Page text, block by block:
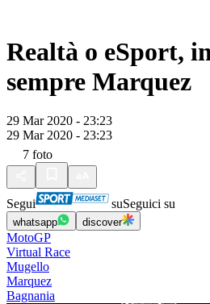
Realtà o eSport,
sempre Marquez
29 Mar 2020 - 23:23
29 Mar 2020 - 23:23
7 foto
Segui suSeguici su
whatsapp discover
MotoGP
Virtual Race
Mugello
Marquez
Bagnania